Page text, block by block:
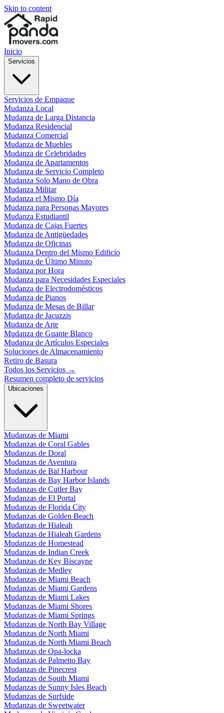
Skip to content
Inicio
Servicios
Servicios de Empaque
Mudanza Local
Mudanza de Larga Distancia
Mudanza Residencial
Mudanza Comercial
Mudanza de Muebles
Mudanza de Celebridades
Mudanza de Apartamentos
Mudanza de Servicio Completo
Mudanza Solo Mano de Obra
Mudanza Militar
Mudanza el Mismo Día
Mudanza para Personas Mayores
Mudanza Estudiantil
Mudanza de Cajas Fuertes
Mudanza de Antigüedades
Mudanza de Oficinas
Mudanza Dentro del Mismo Edificio
Mudanza de Último Minuto
Mudanza por Hora
Mudanza para Necesidades Especiales
Mudanza de Electrodomésticos
Mudanza de Pianos
Mudanza de Mesas de Billar
Mudanza de Jacuzzis
Mudanza de Arte
Mudanza de Guante Blanco
Mudanza de Artículos Especiales
Soluciones de Almacenamiento
Retiro de Basura
Todos los Servicios →
Resumen completo de servicios
Ubicaciones
Mudanzas de Miami
Mudanzas de Coral Gables
Mudanzas de Doral
Mudanzas de Aventura
Mudanzas de Bal Harbour
Mudanzas de Bay Harbor Islands
Mudanzas de Cutler Bay
Mudanzas de El Portal
Mudanzas de Florida City
Mudanzas de Golden Beach
Mudanzas de Hialeah
Mudanzas de Hialeah Gardens
Mudanzas de Homestead
Mudanzas de Indian Creek
Mudanzas de Key Biscayne
Mudanzas de Medley
Mudanzas de Miami Beach
Mudanzas de Miami Gardens
Mudanzas de Miami Lakes
Mudanzas de Miami Shores
Mudanzas de Miami Springs
Mudanzas de North Bay Village
Mudanzas de North Miami
Mudanzas de North Miami Beach
Mudanzas de Opa-locka
Mudanzas de Palmetto Bay
Mudanzas de Pinecrest
Mudanzas de South Miami
Mudanzas de Sunny Isles Beach
Mudanzas de Surfside
Mudanzas de Sweetwater